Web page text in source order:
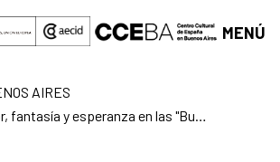
principal
MENÚ
AIRES
Diseño, humor, fantasía y esperanza en las "Buenas Elecciones"